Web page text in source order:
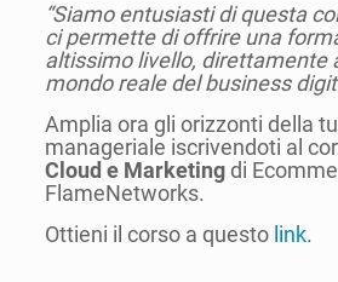
“Siamo entusiasti di questa
ci permette di offrire una
altissimo livello, direttamente
mondo reale del business
Amplia ora gli orizzonti della
manageriale iscrivendoti al
Cloud e Marketingdi
FlameNetworks.
Ottieni il corso a questo link.